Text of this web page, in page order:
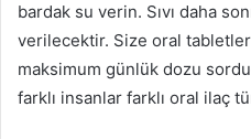
bardak su verin. Sıvı daha
verilecektir. Size oral
maksimum günlük dozu
farklı insanlar farklı oral ilaç